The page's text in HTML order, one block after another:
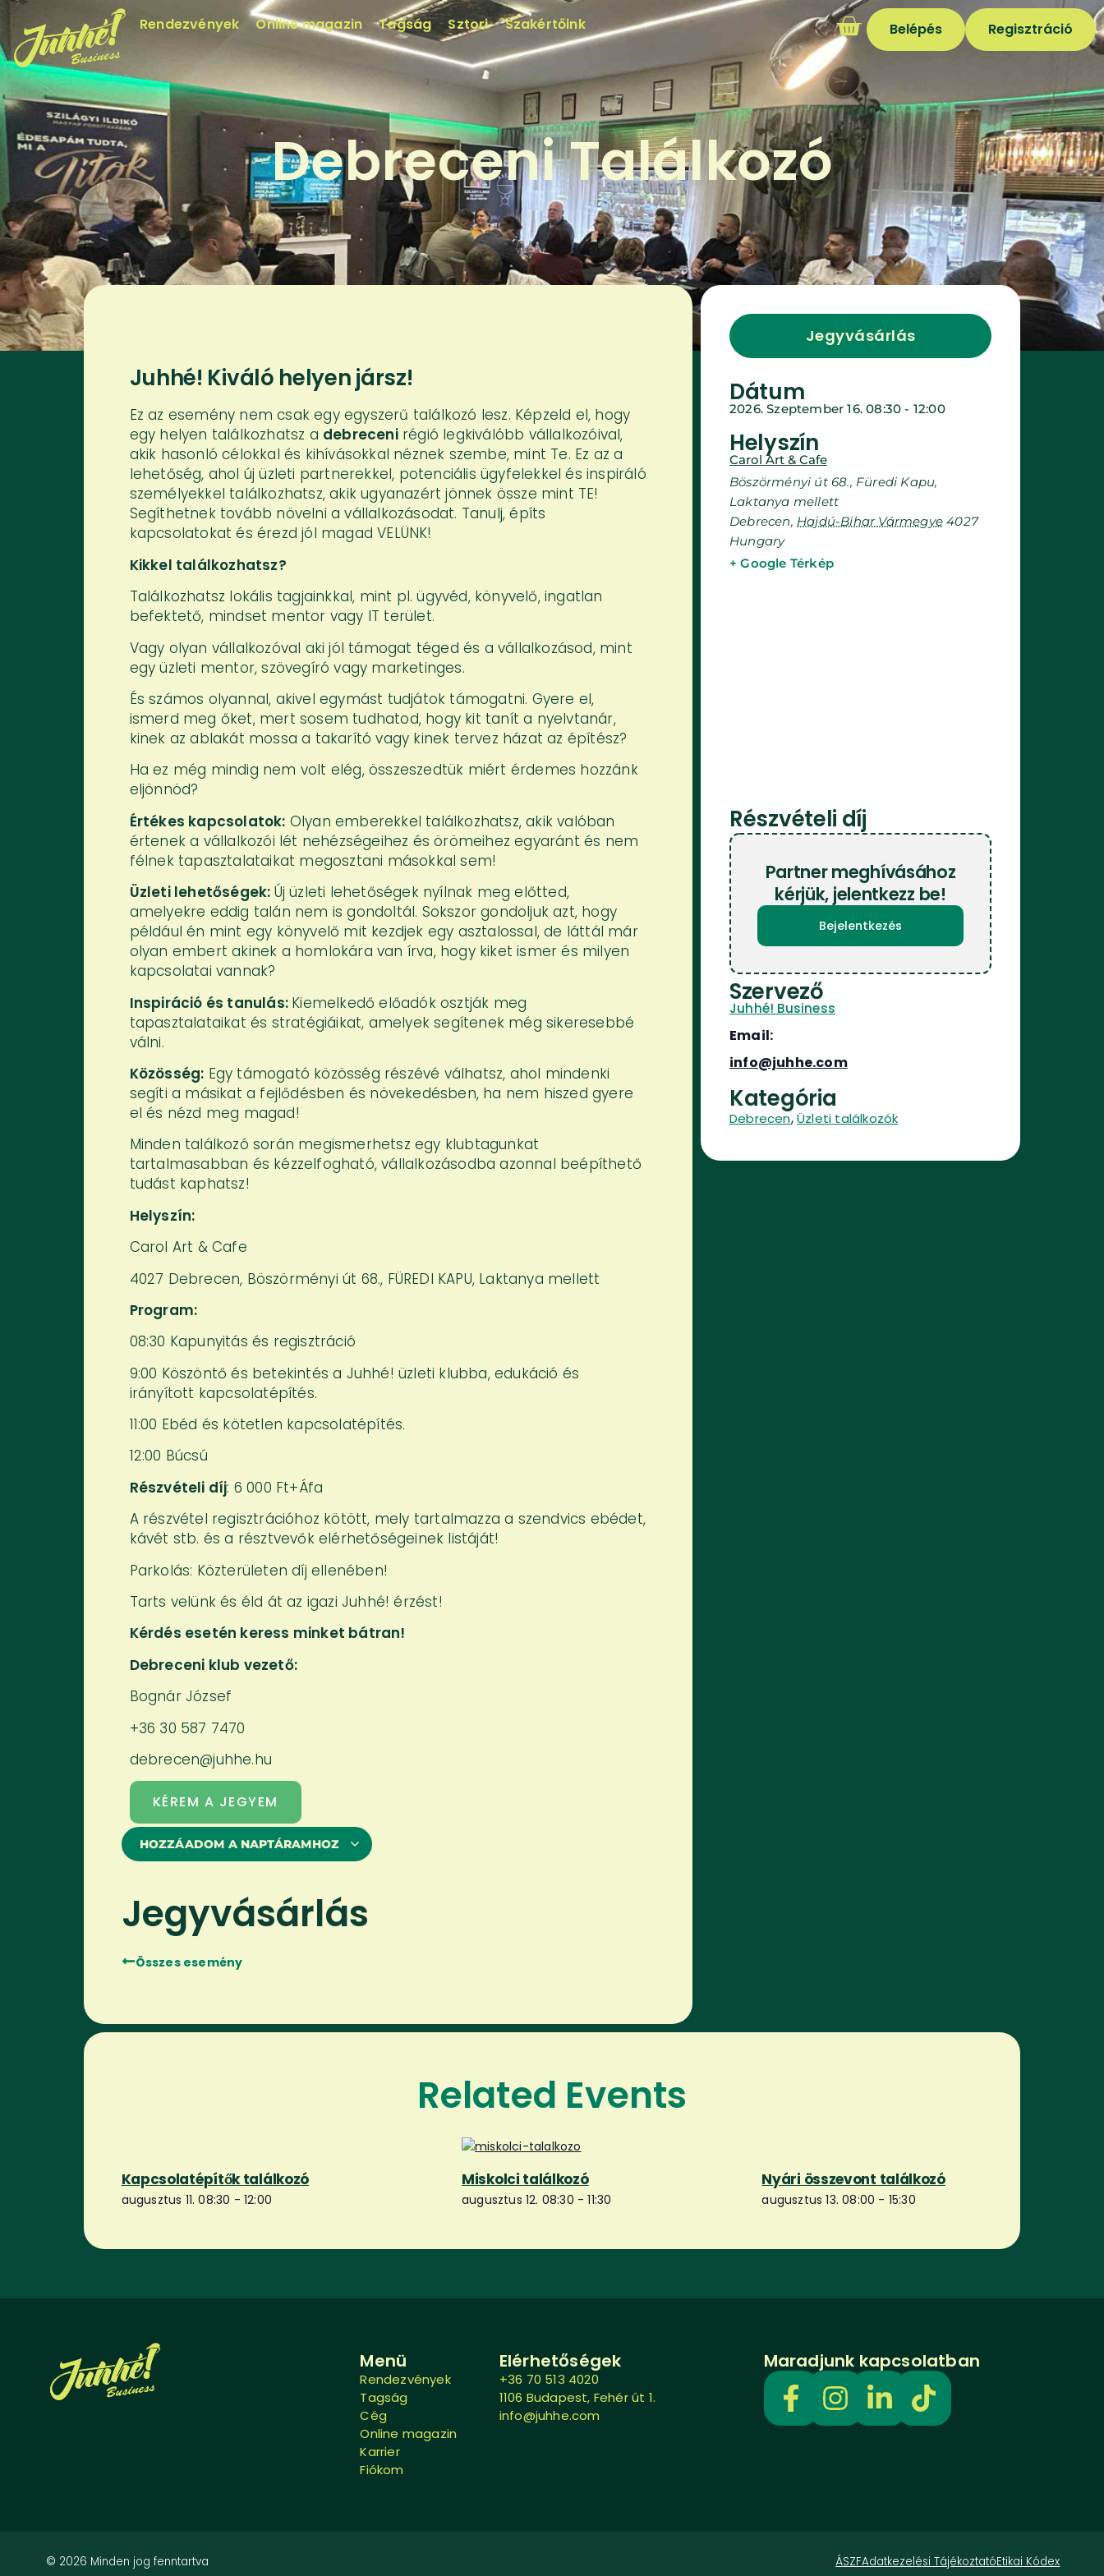
Rendezvények Online magazin Tagság Sztori Szakértőink Belépés Regisztráció
Debreceni Találkozó
Juhhé! Kiváló helyen jársz!
Ez az esemény nem csak egy egyszerű találkozó lesz. Képzeld el, hogy
egy helyen találkozhatsz a debrecenirégió legkiválóbb vállalkozóival,
akik hasonló célokkal és kihívásokkal néznek szembe, mint Te. Ez az a
lehetőség, ahol új üzleti partnerekkel, potenciális ügyfelekkel és inspiráló
személyekkel találkozhatsz, akik ugyanazért jönnek össze mint TE!
Segíthetnek tovább növelni a vállalkozásodat. Tanulj, építs
kapcsolatokat és érezd jól magad VELÜNK!
Kikkel találkozhatsz?
Találkozhatsz lokális tagjainkkal, mint pl. ügyvéd, könyvelő, ingatlan
befektető, mindset mentor vagy IT terület.
Vagy olyan vállalkozóval aki jól támogat téged és a vállalkozásod, mint
egy üzleti mentor, szövegíró vagy marketinges.
És számos olyannal, akivel egymást tudjátok támogatni. Gyere el,
ismerd meg őket, mert sosem tudhatod, hogy kit tanít a nyelvtanár,
kinek az ablakát mossa a takarító vagy kinek tervez házat az építész?
Ha ez még mindig nem volt elég, összeszedtük miért érdemes hozzánk
eljönnöd?
Értékes kapcsolatok: Olyan emberekkel találkozhatsz, akik valóban
értenek a vállalkozói lét nehézségeihez és örömeihez egyaránt és nem
félnek tapasztalataikat megosztani másokkal sem!
Üzleti lehetőségek: Új üzleti lehetőségek nyílnak meg előtted,
amelyekre eddig talán nem is gondoltál. Sokszor gondoljuk azt, hogy
például én mint egy könyvelő mit kezdjek egy asztalossal, de láttál már
olyan embert akinek a homlokára van írva, hogy kiket ismer és milyen
kapcsolatai vannak?
Inspiráció és tanulás: Kiemelkedő előadók osztják meg
tapasztalataikat és stratégiáikat, amelyek segítenek még sikeresebbé
válni.
Közösség: Egy támogató közösség részévé válhatsz, ahol mindenki
segíti a másikat a fejlődésben és növekedésben, ha nem hiszed gyere
el és nézd meg magad!
Minden találkozó során megismerhetsz egy klubtagunkat
tartalmasabban és kézzelfogható, vállalkozásodba azonnal beépíthető
tudást kaphatsz!
Helyszín:
Carol Art & Cafe
4027 Debrecen, Böszörményi út 68., FÜREDI KAPU, Laktanya mellett
Program:
08:30 Kapunyitás és regisztráció
9:00 Köszöntő és betekintés a Juhhé! üzleti klubba, edukáció és
irányított kapcsolatépítés.
11:00 Ebéd és kötetlen kapcsolatépítés.
12:00 Búcsú
Részvételi díj: 6 000 Ft+Áfa
A részvétel regisztrációhoz kötött, mely tartalmazza a szendvics ebédet,
kávét stb. és a résztvevők elérhetőségeinek listáját!
Parkolás: Közterületen díj ellenében!
Tarts velünk és éld át az igazi Juhhé! érzést!
Kérdés esetén keress minket bátran!
Debreceni klub vezető:
Bognár József
+36 30 587 7470
debrecen@juhhe.hu
KÉREM A JEGYEM
HOZZÁADOM A NAPTÁRAMHOZ
Jegyvásárlás
Összes esemény
Jegyvásárlás
Dátum
2026. Szeptember 16. 08:30 - 12:00
Helyszín
Carol Art & Cafe
Böszörményi út 68., Füredi Kapu,
Laktanya mellett
Debrecen, Hajdú-Bihar Vármegye 4027
Hungary
+ Google Térkép
Részvételi díj
Partner meghívásához
kérjük, jelentkezz be!
Bejelentkezés
Szervező
Juhhé! Business
Email:
info@juhhe.com
Kategória
Debrecen,Üzleti találkozók
Related Events
Kapcsolatépítők találkozó
augusztus 11. 08:30 -12:00
Miskolci találkozó
augusztus 12. 08:30 -11:30
Nyári összevont találkozó
augusztus 13. 08:00 - 15:30
Menü
Rendezvények
Tagság
Cég
Online magazin
Karrier
Fiókom
Elérhetőségek
+36 70 513 4020
1106 Budapest, Fehér út 1.
info@juhhe.com
Maradjunk kapcsolatban
© 2026 Minden jog fenntartva Etikai Kódex
Adatkezelési Tájékoztató
ÁSZF